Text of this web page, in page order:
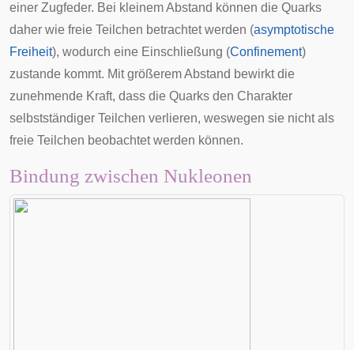
einer Zugfeder. Bei kleinem Abstand können die Quarks
daher wie freie Teilchen betrachtet werden (asymptotische
Freiheit), wodurch eine Einschließung (Confinement)
zustande kommt. Mit größerem Abstand bewirkt die
zunehmende Kraft, dass die Quarks den Charakter
selbstständiger Teilchen verlieren, weswegen sie nicht als
freie Teilchen beobachtet werden können.
Bindung zwischen Nukleonen